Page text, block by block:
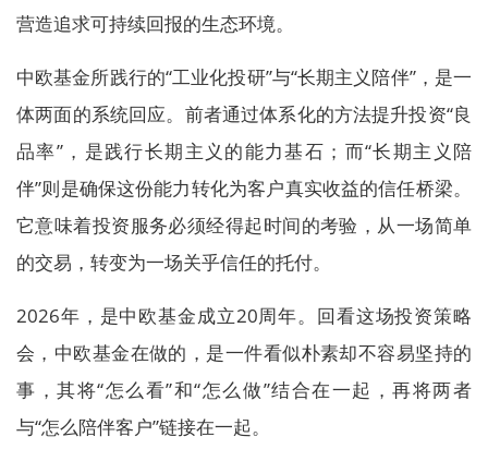
营造追求可持续回报的生态环境。
中欧基金所践行的“工业化投研”与“长期主义陪伴”，是一
体两面的系统回应。前者通过体系化的方法提升投资“良
品率”，是践行长期主义的能力基石；而“长期主义陪
伴”则是确保这份能力转化为客户真实收益的信任桥梁。
它意味着投资服务必须经得起时间的考验，从一场简单
的交易，转变为一场关乎信任的托付。
2026年，是中欧基金成立20周年。回看这场投资策略
会，中欧基金在做的，是一件看似朴素却不容易坚持的
事，其将“怎么看”和“怎么做”结合在一起，再将两者
与“怎么陪伴客户”链接在一起。